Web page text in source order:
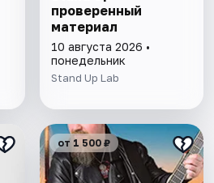
проверенный
материал
10 августа 2026 •
понедельник
Stand Up Lab
от 1 500 ₽